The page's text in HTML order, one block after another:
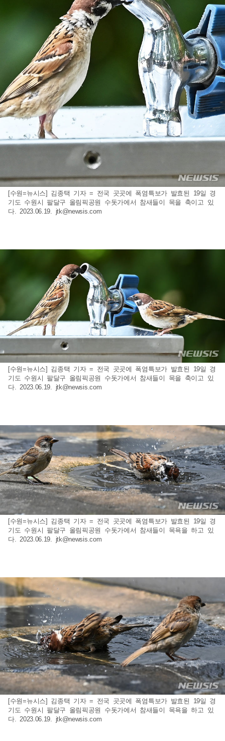
[수원=뉴시스] 김종택 기자 = 전국 곳곳에 폭염특보가 발효된 19일 경
기도 수원시 팔달구 올림픽공원 수돗가에서 참새들이 목을 축이고 있
다. 2023.06.19. jtk@newsis.com
[수원=뉴시스] 김종택 기자 = 전국 곳곳에 폭염특보가 발효된 19일 경
기도 수원시 팔달구 올림픽공원 수돗가에서 참새들이 목을 축이고 있
다. 2023.06.19. jtk@newsis.com
[수원=뉴시스] 김종택 기자 = 전국 곳곳에 폭염특보가 발효된 19일 경
기도 수원시 팔달구 올림픽공원 수돗가에서 참새들이 목욕을 하고 있
다. 2023.06.19. jtk@newsis.com
[수원=뉴시스] 김종택 기자 = 전국 곳곳에 폭염특보가 발효된 19일 경
기도 수원시 팔달구 올림픽공원 수돗가에서 참새들이 목욕을 하고 있
다. 2023.06.19. jtk@newsis.com